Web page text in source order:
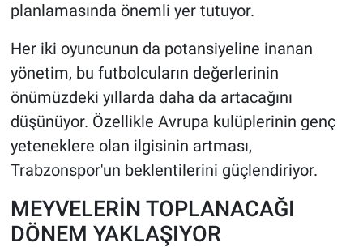
planlamasında önemli yer tutuyor.
Her iki oyuncunun da potansiyeline inanan
yönetim, bu futbolcuların değerlerinin
önümüzdeki yıllarda daha da artacağını
düşünüyor. Özellikle Avrupa kulüplerinin genç
yeteneklere olan ilgisinin artması,
Trabzonspor'un beklentilerini güçlendiriyor.
MEYVELERİN TOPLANACAĞI
DÖNEM YAKLAŞIYOR